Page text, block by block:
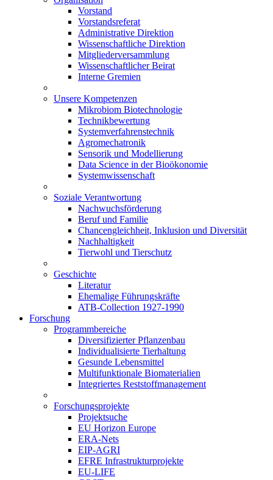
Vorstand
Vorstandsreferat
Administrative Direktion
Wissenschaftliche Direktion
Mitgliederversammlung
Wissenschaftlicher Beirat
Interne Gremien
Unsere Kompetenzen
Mikrobiom Biotechnologie
Technikbewertung
Systemverfahrenstechnik
Agromechatronik
Sensorik und Modellierung
Data Science in der Bioökonomie
Systemwissenschaft
Soziale Verantwortung
Nachwuchsförderung
Beruf und Familie
Chancengleichheit, Inklusion und Diversität
Nachhaltigkeit
Tierwohl und Tierschutz
Geschichte
Literatur
Ehemalige Führungskräfte
ATB-Collection 1927-1990
Forschung
Programmbereiche
Diversifizierter Pflanzenbau
Individualisierte Tierhaltung
Gesunde Lebensmittel
Multifunktionale Biomaterialien
Integriertes Reststoffmanagement
Forschungsprojekte
Projektsuche
EU Horizon Europe
ERA-Nets
EIP-AGRI
EFRE Infrastrukturprojekte
EU-LIFE